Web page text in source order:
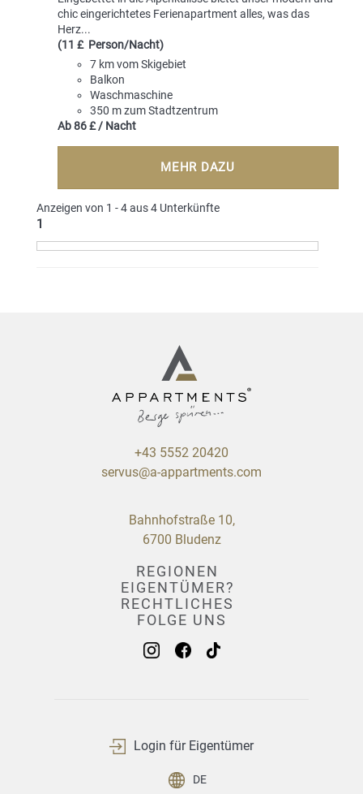
chic eingerichtetes Ferienapartment alles, was das
Herz...
(11 £ Person/Nacht)
7 km vom Skigebiet
Balkon
Waschmaschine
350 m zum Stadtzentrum
Ab 86 £ / Nacht
MEHR DAZU
Anzeigen von 1 - 4 aus 4 Unterkünfte
1
+43 5552 20420
servus@a-appartments.com
Bahnhofstraße 10,
6700 Bludenz
REGIONEN
Brandnertal
Bregenzerwald
Montafon
EIGENTÜMER?
Wir vermarkten Ihre Wohnung auf höchstem
Niveau. Profitieren Sie von unseren
Erfahrungen und der vielen täglichen
MEHR ERFAHREN
RECHTLICHES
Kontakt
Impressum
FOLGE UNS
DE
Login für Eigentümer